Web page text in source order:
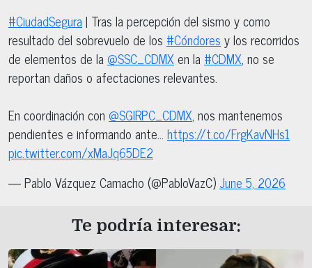
#CiudadSegura| Tras la percepción del sismo y como
resultado del sobrevuelo de los #Cóndores y los recorridos
de elementos de la@SSC_CDMX en la #CDMX, no se
reportan daños o afectaciones relevantes.
En coordinación con @SGIRPC_CDMX, nos mantenemos
pendientes e informando ante… https://t.co/FrgKavNHs1
pic.twitter.com/xMaJq65DE2
— Pablo Vázquez Camacho (@PabloVazC)June 5, 2026
Te podría interesar: